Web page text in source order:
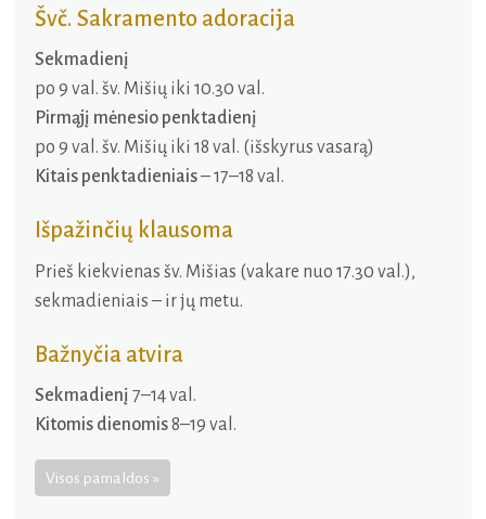
Švč. Sakramento adoracija
Sekmadienį
po 9 val. šv. Mišių iki 10.30 val.
Pirmąjį mėnesio penktadienį
po 9 val. šv. Mišių iki 18 val. (išskyrus vasarą)
Kitais penktadieniais– 17–18 val.
Išpažinčių klausoma
Prieš kiekvienas šv. Mišias (vakare nuo 17.30 val.),
sekmadieniais – ir jų metu.
Bažnyčia atvira
Sekmadienį 7–14 val.
Kitomis dienomis8–19 val.
Visos pamaldos